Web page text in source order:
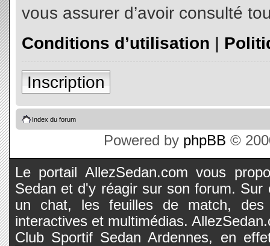
vous assurer d’avoir consulté
Conditions d’utilisation |
Inscription
Index du forum
Powered by phpBB ©
Le portail AllezSedan.com vous
Sedan et d'y réagir sur son forum.
un chat, les feuilles de match, des
interactives et multimédias.
Club Sportif Sedan Ardennes, en